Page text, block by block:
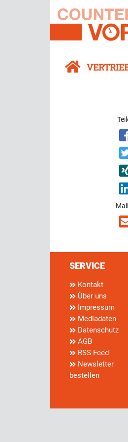
SERVICE
Kontakt
Über uns
Impressum
Mediadaten
Datenschutz
AGB
RSS-Feed
Newsletter
bestellen